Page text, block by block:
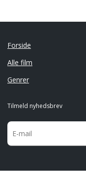
Forside
Alle film
Genrer
Tilmeld nyhedsbrev